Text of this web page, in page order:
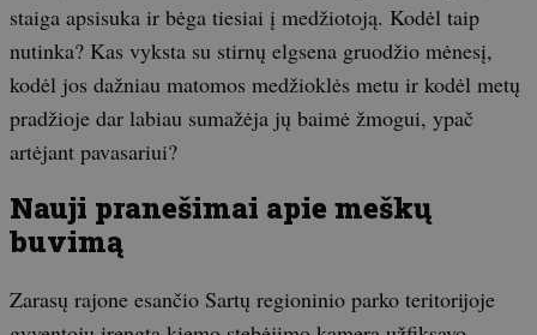
staiga apsisuka ir bėga tiesiai į medžiotoją. Kodėl taip
nutinka? Kas vyksta su stirnų elgsena gruodžio mėnesį,
kodėl jos dažniau matomos medžioklės metu ir kodėl metų
pradžioje dar labiau sumažėja jų baimė žmogui, ypač
artėjant pavasariui?
Nauji pranešimai apie meškų
buvimą
Zarasų rajone esančio Sartų regioninio parko teritorijoje